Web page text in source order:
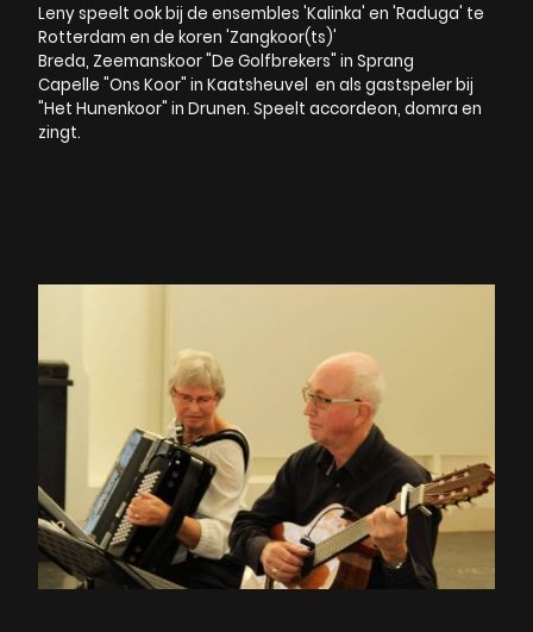
Leny speelt ook bij de ensembles 'Kalinka' en 'Raduga' te
Rotterdam en de koren 'Zangkoor(ts)'
Breda, Zeemanskoor "De Golfbrekers" in Sprang
Capelle "Ons Koor" in Kaatsheuvel en als gastspeler bij
"Het Hunenkoor" in Drunen. Speelt accordeon, domra en
zingt.